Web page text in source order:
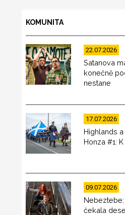
KOMUNITA
22.07.2026
Satanova
konečně
nestane
17.07.2026
Highlands
Honza #1:
09.07.2026
čekala